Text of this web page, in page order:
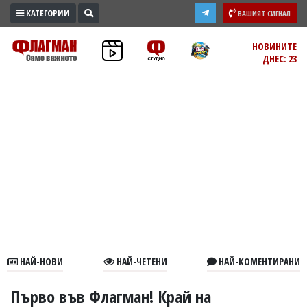
ПРОМО
ЗОНА
В
КАТЕГОРИИ ВАШИЯТ СИГНАЛ
НОВИНИТЕ
ДНЕС: 23
НАЙ-НОВИ НАЙ-ЧЕТЕНИ НАЙ-КОМЕНТИРАНИ
Първо във Флагман! Край на